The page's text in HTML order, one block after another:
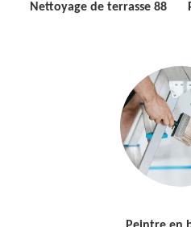
Nettoyage de terrasse 88